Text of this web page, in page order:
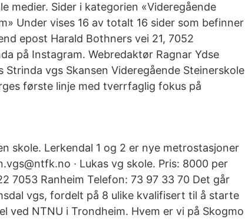
medier. Sider i kategorien «Videregående
Under vises 16 av totalt 16 sider som befinner
epost Harald Bothners vei 21, 7052
på Instagram. Webredaktør Ragnar Ydse
vgs Skansen Videregående Steinerskole
første linje med tverrfaglig fokus på
skole. Lerkendal 1 og 2 er nye metrostasjoner
· Lukas vg skole. Pris: 8000 per
7053 Ranheim Telefon: 73 97 33 70 Det går
vgs, fordelt på 8 ulike kvalifisert til å starte
ved NTNU i Trondheim. Hvem er vi på Skogmo